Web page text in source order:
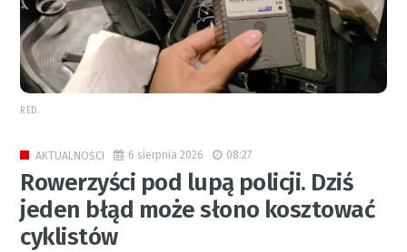
RED.
AKTUALNOŚCI 6 sierpnia 2026 08:27
Rowerzyści pod lupą policji. Dziś
jeden błąd może słono kosztować
cyklistów